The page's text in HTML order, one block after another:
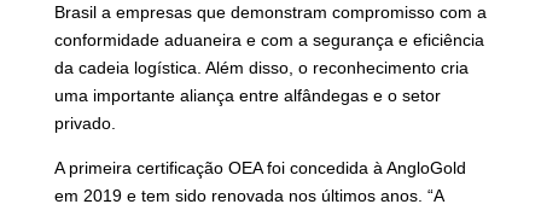
Brasil a empresas que demonstram compromisso com a
conformidade aduaneira e com a segurança e eficiência
da cadeia logística. Além disso, o reconhecimento cria
uma importante aliança entre alfândegas e o setor
privado.
A primeira certificação OEA foi concedida à AngloGold
em 2019 e tem sido renovada nos últimos anos. “A